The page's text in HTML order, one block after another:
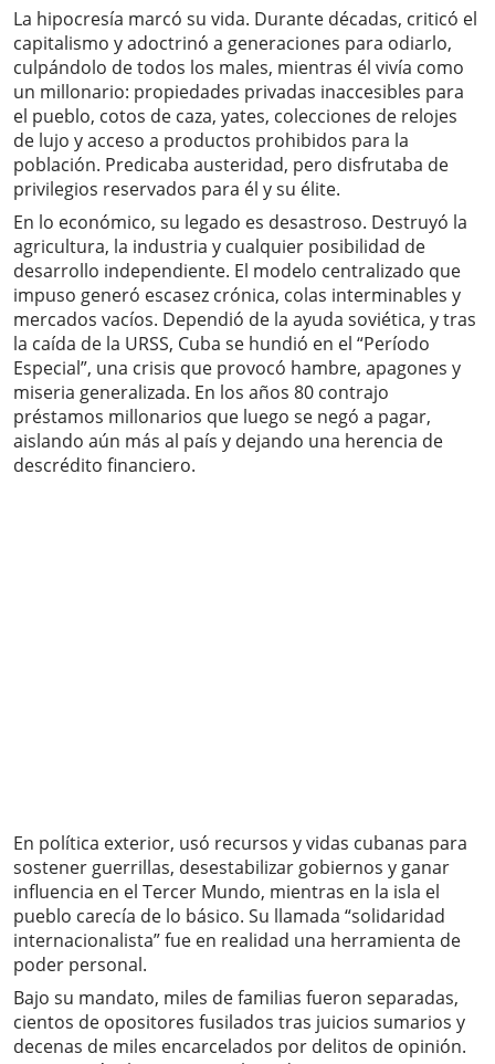
La hipocresía marcó su vida. Durante décadas, criticó el
capitalismo y adoctrinó a generaciones para odiarlo,
culpándolo de todos los males, mientras él vivía como
un millonario: propiedades privadas inaccesibles para
el pueblo, cotos de caza, yates, colecciones de relojes
de lujo y acceso a productos prohibidos para la
población. Predicaba austeridad, pero disfrutaba de
privilegios reservados para él y su élite.
En lo económico, su legado es desastroso. Destruyó la
agricultura, la industria y cualquier posibilidad de
desarrollo independiente. El modelo centralizado que
impuso generó escasez crónica, colas interminables y
mercados vacíos. Dependió de la ayuda soviética, y tras
la caída de la URSS, Cuba se hundió en el “Período
Especial”, una crisis que provocó hambre, apagones y
miseria generalizada. En los años 80 contrajo
préstamos millonarios que luego se negó a pagar,
aislando aún más al país y dejando una herencia de
descrédito financiero.
En política exterior, usó recursos y vidas cubanas para
sostener guerrillas, desestabilizar gobiernos y ganar
influencia en el Tercer Mundo, mientras en la isla el
pueblo carecía de lo básico. Su llamada “solidaridad
internacionalista” fue en realidad una herramienta de
poder personal.
Bajo su mandato, miles de familias fueron separadas,
cientos de opositores fusilados tras juicios sumarios y
decenas de miles encarcelados por delitos de opinión.